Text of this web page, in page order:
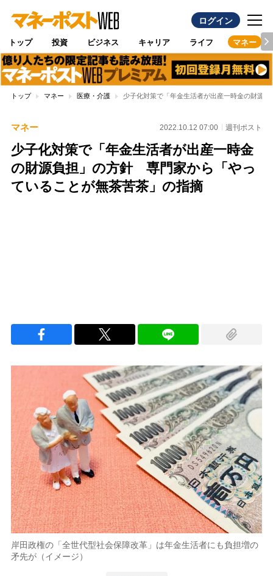
ログイン
トップ 投資 ビジネス キャリア ライフ マネー
トップ マネー 医療・介護 少子化対策で「年金生活者が出産一時金の財源
マネー 2022.10.12 07:00 週刊ポスト
少子化対策で「年金生活者が出産一時金
の財源負担」の方針 専門家から「やっ
ていることが無茶苦茶」の指摘
岸田政権の「全世代型社会保障改革」は年金生活者にも負担増の
矛先が（イメージ）